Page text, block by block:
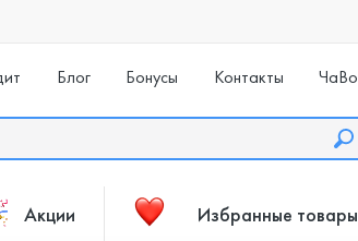
Блог Бонусы Контакты ЧаВо
Акции Избранные товары